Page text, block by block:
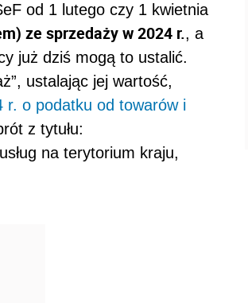
od 1 lutego czy 1 kwietnia
ze sprzedaży w 2024 r., a
już dziś mogą to ustalić.
ustalając jej wartość,
r. o podatku od towarów i
z tytułu:
usług na terytorium kraju,